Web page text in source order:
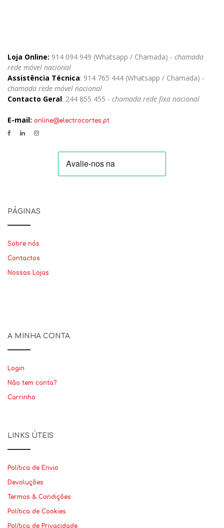
Loja Online: 914 094 949 (Whatsapp / Chamada) - chamada
rede móvel nacional
Assistência Técnica: 914 765 444 (Whatsapp / Chamada) -
chamada rede móvel nacional
Contacto Geral: 244 855 455 - chamada rede fixa nacional
E-mail: online@electrocortes.pt
PÁGINAS
Sobre nós
Contactos
Nossas Lojas
A MINHA CONTA
Login
Não tem conta?
Carrinho
LINKS ÚTEIS
Política de Envio
Devoluções
Termos & Condições
Política de Cookies
Política de Privacidade